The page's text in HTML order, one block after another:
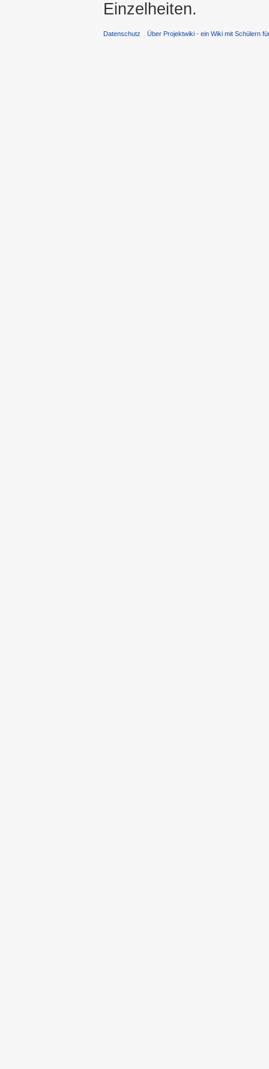
Einzelheiten.
Datenschutz Über Projektwiki - ein Wiki mit Schülern